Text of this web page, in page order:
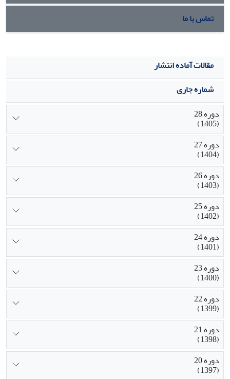
تماس با ما
مقالات آماده انتشار
شماره جاری
دوره 28
(1405)
دوره 27
(1404)
دوره 26
(1403)
دوره 25
(1402)
دوره 24
(1401)
دوره 23
(1400)
دوره 22
(1399)
دوره 21
(1398)
دوره 20
(1397)